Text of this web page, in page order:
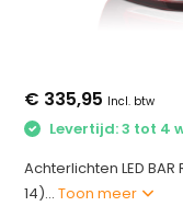
€ 335,95 Incl. btw
Levertijd: 3 tot 4
Achterlichten LED
14)...Toon meer